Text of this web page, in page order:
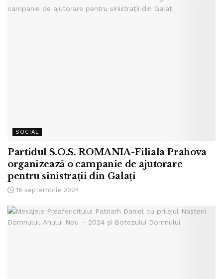
SOCIAL
Partidul S.O.S. ROMANIA-Filiala Prahova
organizează o campanie de ajutorare
pentru sinistrații din Galați
16 septembrie 2024